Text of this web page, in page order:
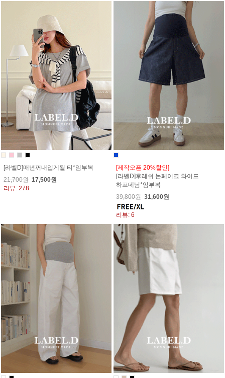
[라벨D]매년꺼내입게될 티*임부복
21,700원 17,500원
리뷰: 278
[제작오픈 20%할인]
[라벨D]후레쉬 논페이크 와이드
하프데님*임부복
39,800원 31,600원
리뷰: 6